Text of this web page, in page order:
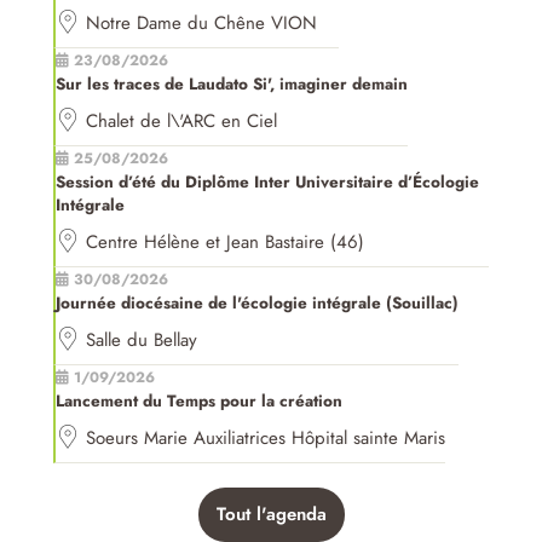
Notre Dame du Chêne VION
23/08/2026
Sur les traces de Laudato Si', imaginer demain
Chalet de l\'ARC en Ciel
25/08/2026
Session d’été du Diplôme Inter Universitaire d’Écologie
Intégrale
Centre Hélène et Jean Bastaire (46)
30/08/2026
Journée diocésaine de l'écologie intégrale (Souillac)
Salle du Bellay
1/09/2026
Lancement du Temps pour la création
Soeurs Marie Auxiliatrices Hôpital sainte Maris
Tout l'agenda